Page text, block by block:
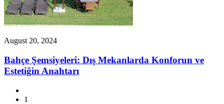
August 20, 2024
Bahçe Şemsiyeleri: Dış Mekanlarda Konforun ve
Estetiğin Anahtarı
1